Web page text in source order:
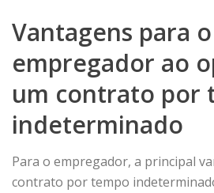
Vantagens para o
empregador ao
um contrato por
indeterminado
Para o empregador, a principal
contrato por tempo